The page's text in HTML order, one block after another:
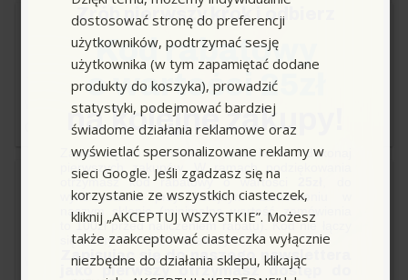
Comfort Premium:
Silnik chłodzony wodą
(niezawodność i trwałość)
Aluminiowa głowica pompy
Teleskopowy uchwyt
transportowy
System Quick Connect na
urządzeniu
Współpraca z aplikacją
Home & Garden
Wszechstronność bez limitów
– Myjka Ciśnieniowa K 6
★★★
★★★
5 / 5
Wystawiono miesiąc temu
Ocena 5/5 - bardzo dobrze
★★ ★
★★ ★
5 / 5
Wystawiono 4 miesiące temu
dostosować stronę do preferencji
użytkowników, podtrzymać sesję
użytkownika (w tym zapamiętać dodane
produkty do koszyka), prowadzić
statystyki, podejmować bardziej
świadome działania reklamowe oraz
wyświetlać spersonalizowane reklamy w
sieci Google. Jeśli zgadzasz się na
korzystanie ze wszystkich ciasteczek,
kliknij „AKCEPTUJ WSZYSTKIE”. Możesz
także zaakceptować ciasteczka wyłącznie
niezbędne do działania sklepu, klikając
Zrób pierwszy krok i odbierz
Kod rabatowy
o wartości 25zł
na kolejne zakupy!
Zapisz się do newslettera, załóż konto i dokonaj
pierwszych zakupów. W ramach podziękowania
otrzymasz kod rabatowy o wartości
wykorzystania przy kolejnym zamówieniu w
naszym sklepie (minimalna wartość zamówienia
to 100zł przed naliczeniem rabatu). Kod nie łączy
się z innymi kodami rabatowymi.
Zapisując się do naszego newslettera
jako pierwszy otrzymasz dostęp do